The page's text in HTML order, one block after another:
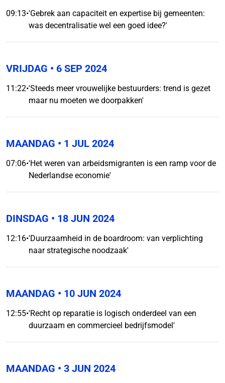
09:13•'Gebrek aan capaciteit en expertise bij gemeenten:
was decentralisatie wel een goed idee?'
VRIJDAG • 6 SEP 2024
11:22•'Steeds meer vrouwelijke bestuurders: trend is gezet
maar nu moeten we doorpakken'
MAANDAG • 1 JUL 2024
07:06•'Het weren van arbeidsmigranten is een ramp voor de
Nederlandse economie'
DINSDAG • 18 JUN 2024
12:16•'Duurzaamheid in de boardroom: van verplichting
naar strategische noodzaak'
MAANDAG • 10 JUN 2024
12:55•'Recht op reparatie is logisch onderdeel van een
duurzaam en commercieel bedrijfsmodel'
MAANDAG • 3 JUN 2024